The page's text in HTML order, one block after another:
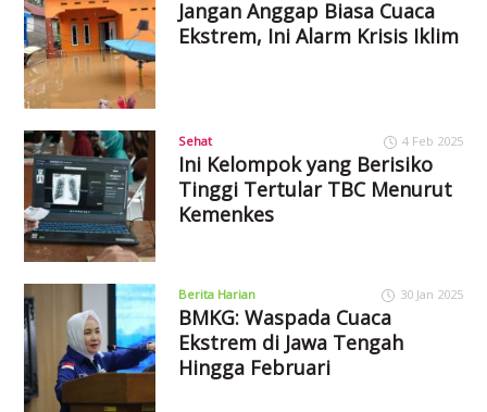
Jangan Anggap Biasa Cuaca
Ekstrem, Ini Alarm Krisis Iklim
Sehat 4 Feb 2025
Ini Kelompok yang Berisiko
Tinggi Tertular TBC Menurut
Kemenkes
Berita Harian 30 Jan 2025
BMKG: Waspada Cuaca
Ekstrem di Jawa Tengah
Hingga Februari